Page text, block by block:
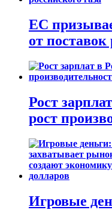
ЕС
от поставок
Рост
рост
Игровые